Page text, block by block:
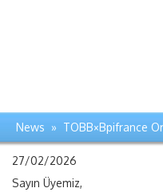
News » TOBB×Bpifrance
27/02/2026
Sayın Üyemiz,